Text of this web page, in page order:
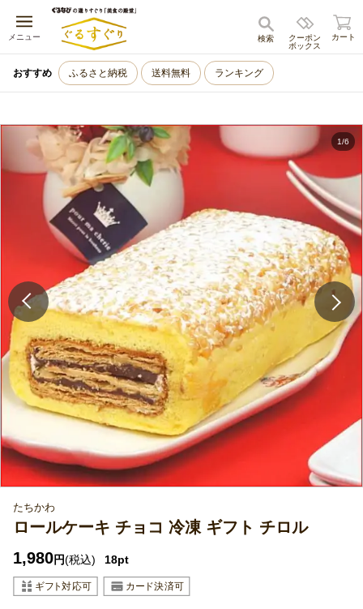
メニュー
キャンセル
クーポン
ボックス
検索 カート
おすすめ ふるさと納税 送料無料 ランキング
1/6
たちかわ
ロールケーキ チョコ 冷凍 ギフト チロル
1,980円(税込) 18pt